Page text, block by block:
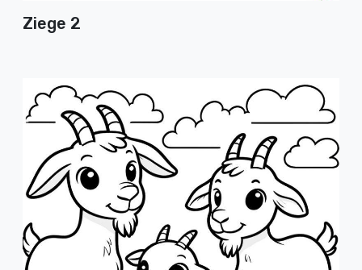
Ziege 2